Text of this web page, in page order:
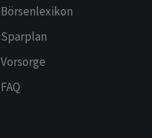
Börsenlexikon
Sparplan
Vorsorge
FAQ